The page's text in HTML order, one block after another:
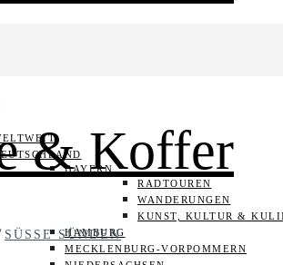
BAYERN
RADTOUREN
WANDERUNGEN
KUNST, KULTUR &
HAMBURG
MECKLENBURG-VORPOMMERN
& Koffer
SÜSSE SÜNDEN